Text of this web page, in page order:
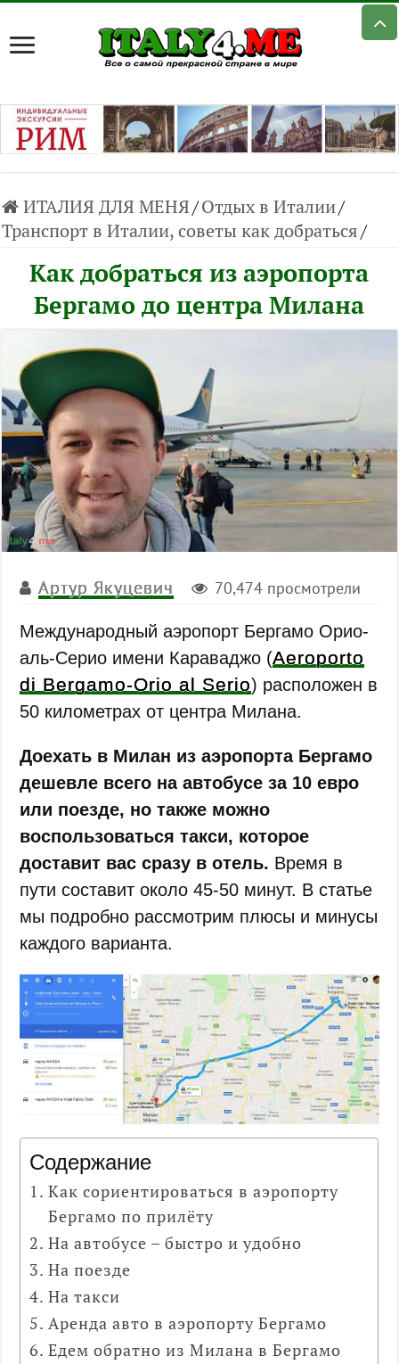
ИТАЛИЯ ДЛЯ МЕНЯ/Отдых в Италии/
Транспорт в Италии, советы как добраться/
Как добраться из аэропорта
Бергамо до центра Милана
Артур Якуцевич 70,474 просмотрели
Международный аэропорт Бергамо Орио-
аль-Серио имени Караваджо (Aeroporto
di Bergamo-Orio al Serio) расположен в
50 километрах от центра Милана.
Доехать в Милан из аэропорта Бергамо
дешевле всего на автобусе за 10 евро
или поезде, но также можно
воспользоваться такси, которое
доставит вас сразу в отель. Время в
пути составит около 45-50 минут. В статье
мы подробно рассмотрим плюсы и минусы
каждого варианта.
Содержание
Как сориентироваться в аэропорту
Бергамо по прилёту
На автобусе – быстро и удобно
На поезде
На такси
Аренда авто в аэропорту Бергамо
Едем обратно из Милана в Бергамо